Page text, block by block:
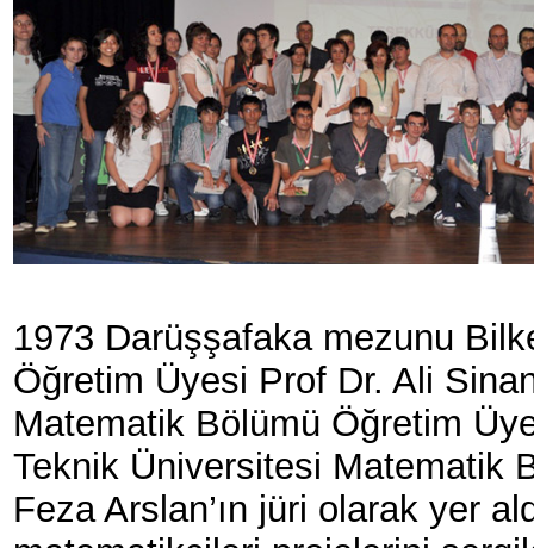
1973 Darüşşafaka mezunu
Öğretim Üyesi Prof Dr. Ali
Matematik Bölümü Öğretim
Teknik Üniversitesi Matematik
Feza Arslan’ın jüri olarak yer